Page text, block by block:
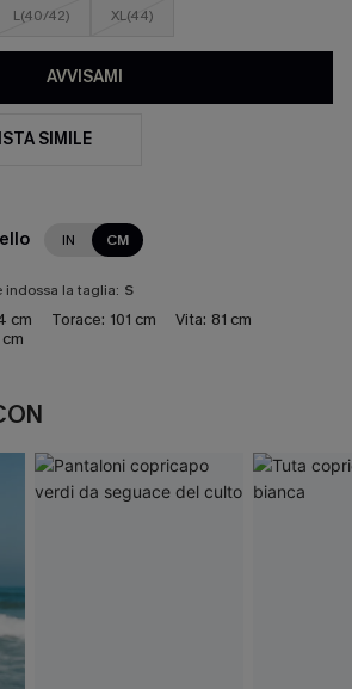
L(40/42) XL(44)
AVVISAMI
SIMILE
IN CM
indossa la taglia: S
cm Torace: 101 cm Vita: 81 cm
cm